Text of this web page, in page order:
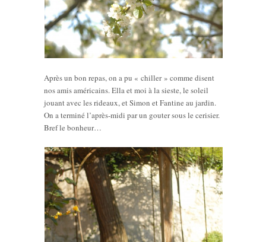
Après un bon repas, on a pu « chiller » comme disent
nos amis américains. Ella et moi à la sieste, le soleil
jouant avec les rideaux, et Simon et Fantine au jardin.
On a terminé l’après-midi par un gouter sous le cerisier.
Bref le bonheur…